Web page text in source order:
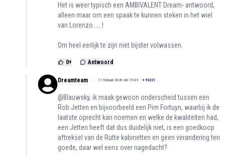
Het is weer typisch een AMBIVALENT Dream- antwoord,
alleen maar om een spaak te kunnen steken in het wiel
van Lorenzo......!
Om heel eerlijk te zijn niet bijster volwassen.
0+ Antwoord
Dreamteam 11 februari 2026 om 15:45 + 93221
@Blauwsky, ik maak gewoon onderscheid tussen een
Rob Jetten en bijvoorbeeld een Pim Fortuyn, waarbij ik de
laatste oprecht kan noemen en welke de kwaliteiten had,
een Jetten heeft dat dus duidelijk niet, is een goedkoop
aftreksel van de Rutte kabinetten en geen verandering ten
goede, daar wel eens over nagedacht?